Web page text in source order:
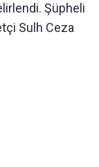
Şüpheli
Sulh Ceza